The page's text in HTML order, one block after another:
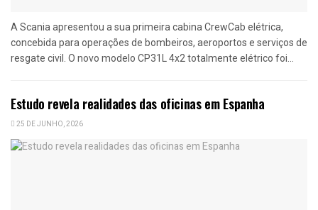
A Scania apresentou a sua primeira cabina CrewCab elétrica,
concebida para operações de bombeiros, aeroportos e serviços de
resgate civil. O novo modelo CP31L 4x2 totalmente elétrico foi...
Estudo revela realidades das oficinas em Espanha
25 DE JUNHO, 2026